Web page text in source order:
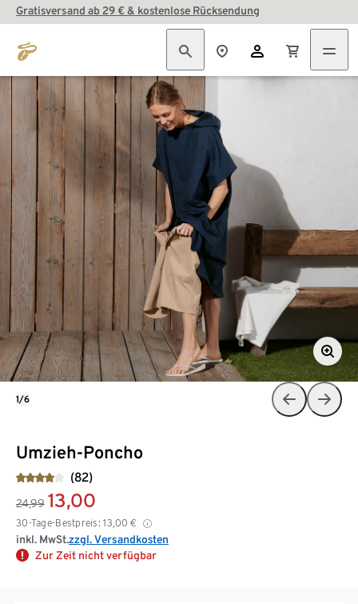
Gratisversand ab 29 € & kostenlose Rücksendung
Umzieh-Poncho
(82)
24,99 13,00
30-Tage-Bestpreis: 13,00 €
inkl. MwSt.zzgl. Versandkosten
Zur Zeit nicht verfügbar
1/6